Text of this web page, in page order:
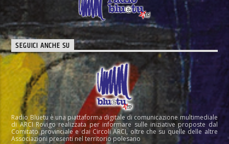
SEGUICI ANCHE SU
Radio Bluetu è una piattaforma digitale di comunicazione multimediale
di ARCI Rovigo realizzata per informare sulle iniziative proposte dal
Comitato provinciale e dai Circoli ARCI, oltre che su quelle delle altre
Associazioni presenti nel territorio polesano